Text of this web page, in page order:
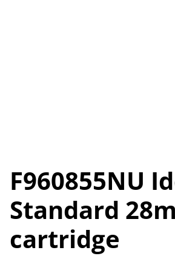
F960855NU
Standard
cartridge